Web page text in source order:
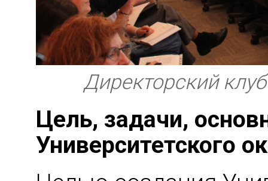
Директорский
Цель, задачи,
Университетского